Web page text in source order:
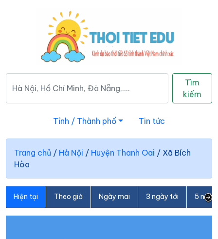
Tìm
kiếm
Tỉnh / Thành phố Tin tức
Trang chủ / Hà Nội / Huyện Thanh Oai / Xã Bích
Hòa
Hiện tại Theo giờ Ngày mai 3 ngày tới 5